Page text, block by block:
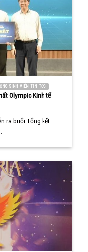
SINH VIÊN TIN TỨC
Olympic Kinh tế
ra buổi Tổng kết